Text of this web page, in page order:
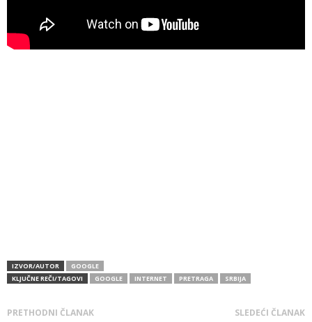
IZVOR/AUTOR
GOOGLE
KLJUČNE REČI/TAGOVI
GOOGLE INTERNET PRETRAGA SRBIJA
PRETHODNI ČLANAK SLEDEĆI ČLANAK